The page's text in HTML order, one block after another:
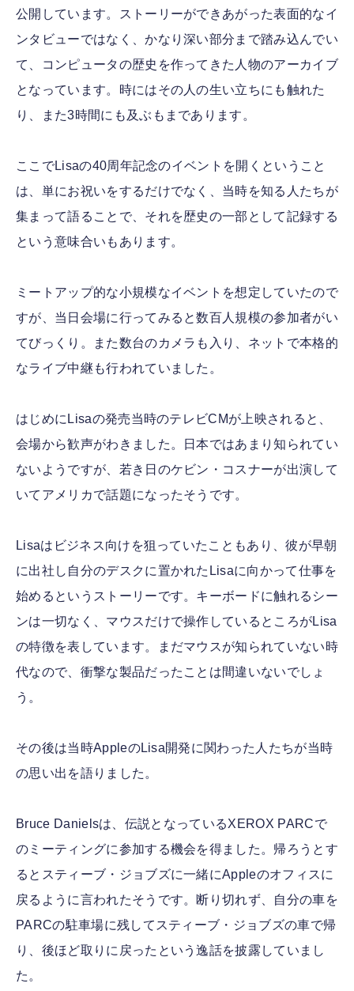
公開しています。ストーリーができあがった表面的なイ
ンタビューではなく、かなり深い部分まで踏み込んでい
て、コンピュータの歴史を作ってきた人物のアーカイブ
となっています。時にはその人の生い立ちにも触れた
り、また3時間にも及ぶもまであります。
ここでLisaの40周年記念のイベントを開くということ
は、単にお祝いをするだけでなく、当時を知る人たちが
集まって語ることで、それを歴史の一部として記録する
という意味合いもあります。
ミートアップ的な小規模なイベントを想定していたので
すが、当日会場に行ってみると数百人規模の参加者がい
てびっくり。また数台のカメラも入り、ネットで本格的
なライブ中継も行われていました。
はじめにLisaの発売当時のテレビCMが上映されると、
会場から歓声がわきました。日本ではあまり知られてい
ないようですが、若き日のケビン・コスナーが出演して
いてアメリカで話題になったそうです。
Lisaはビジネス向けを狙っていたこともあり、彼が早朝
に出社し自分のデスクに置かれたLisaに向かって仕事を
始めるというストーリーです。キーボードに触れるシー
ンは一切なく、マウスだけで操作しているところがLisa
の特徴を表しています。まだマウスが知られていない時
代なので、衝撃な製品だったことは間違いないでしょ
う。
その後は当時AppleのLisa開発に関わった人たちが当時
の思い出を語りました。
Bruce Danielsは、伝説となっているXEROX PARCで
のミーティングに参加する機会を得ました。帰ろうとす
るとスティーブ・ジョブズに一緒にAppleのオフィスに
戻るように言われたそうです。断り切れず、自分の車を
PARCの駐車場に残してスティーブ・ジョブズの車で帰
り、後ほど取りに戻ったという逸話を披露していまし
た。